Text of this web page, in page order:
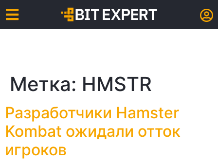
Метка: HMSTR
Разработчики Hamster
Kombat ожидали отток
игроков